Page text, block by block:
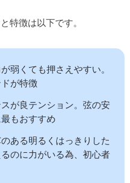
特徴は以下です。
弱くても押さえやすい。
が特徴
が良テンション。弦の安
もおすすめ
ある明るくはっきりした
のに力がいる為、初心者